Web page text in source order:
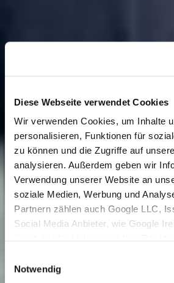
Diese Webseite verwendet Cookies
Wir verwenden Cookies, um Inhalte
personalisieren, Funktionen für
zu können und die Zugriffe auf
analysieren. Außerdem geben wir
Verwendung unserer Website an
soziale Medien, Werbung und
Partnern zählen auch Google LLC,
Social Media Anbieter, wie Google
Datenverarbeitungen vornehmen.
Notwendig